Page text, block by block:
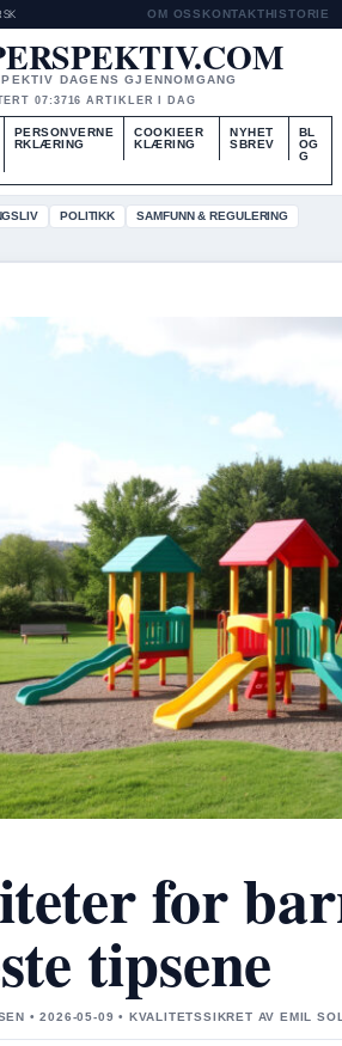
OM OSS KONTAKTHISTORIE
DAGENS GJENNOMGANG
07:3716 ARTIKLER I DAG
PERSONVERNE
RKLÆRING
COOKIEER
KLÆRING
NYHET
SBREV
BL
OG
G
POLITIKK
SAMFUNN & REGULERING
for
tipsene
• 2026-05-09 • KVALITETSSIKRET AV EMIL